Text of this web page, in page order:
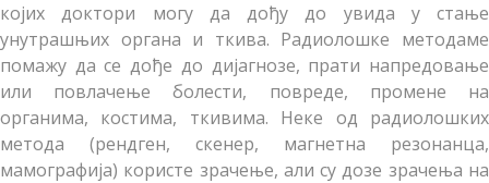
којих доктори могу да дођу до увида у стање
унутрашњих органа и ткива. Радиолошке методаме
помажу да се дође до дијагнозе, прати напредовање
или повлачење болести, повреде, промене на
органима, костима, ткивима. Неке од радиолошких
метода (рендген, скенер, магнетна резонанца,
мамографија) користе зрачење, али су дозе зрачења на